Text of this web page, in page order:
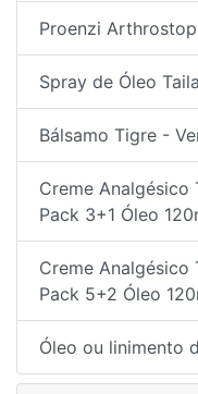
Proenzi
Spray de Óleo
Bálsamo Tigre -
Creme Analgésico
Pack 3+1 Óleo
Creme Analgésico
Pack 5+2 Óleo
Óleo ou linimento